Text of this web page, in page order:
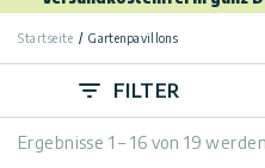
Gartenpavillons
Gartenhäuser
Kontaktiere
Kundengalerie
Allgemein
Allgemeine
Geschäftsbedingungen
Startseite Gartenpavillons
FILTER
Ergebnisse 1 – 16 von 19